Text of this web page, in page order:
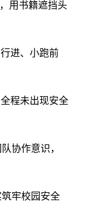
用书籍遮挡头
进、小跑前
程未出现安全
协作意识，
牢校园安全